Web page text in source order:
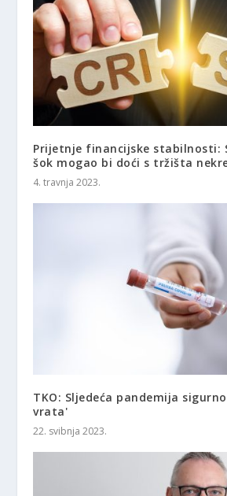
Prijetnje financijske stabilnosti:
šok mogao bi doći s tržišta
4. travnja 2023.
TKO: Sljedeća pandemija
vrata'
22. svibnja 2023.